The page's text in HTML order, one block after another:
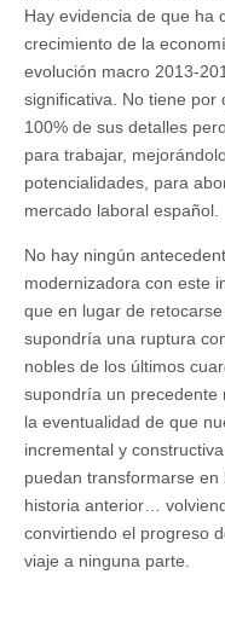
Hay evidencia de que ha
crecimiento de la
evolución macro 2013-
significativa. No tiene
100% de sus detalles
para trabajar,
potencialidades, para
mercado laboral español.
No hay ningún
modernizadora con este
que en lugar de
supondría una ruptura
nobles de los últimos
supondría un precedente
la eventualidad de que
incremental y
puedan transformarse en
historia anterior…
convirtiendo el progreso
viaje a ninguna parte.